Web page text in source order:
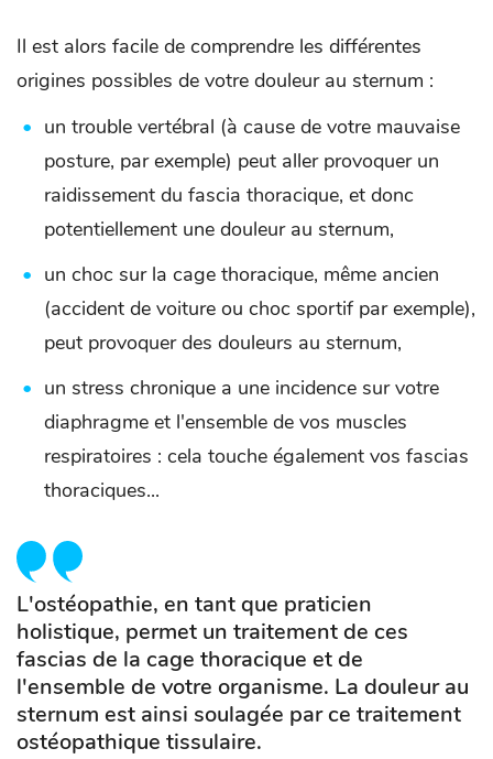
Il est alors facile de comprendre les différentes
origines possibles de votre douleur au sternum :
un trouble vertébral (à cause de votre mauvaise
posture, par exemple) peut aller provoquer un
raidissement du fascia thoracique, et donc
potentiellement une douleur au sternum,
un choc sur la cage thoracique, même ancien
(accident de voiture ou choc sportif par exemple),
peut provoquer des douleurs au sternum,
un stress chronique a une incidence sur votre
diaphragme et l'ensemble de vos muscles
respiratoires : cela touche également vos fascias
thoraciques...
L'ostéopathie, en tant que praticien
holistique, permet un traitement de ces
fascias de la cage thoracique et de
l'ensemble de votre organisme. La douleur au
sternum est ainsi soulagée par ce traitement
ostéopathique tissulaire.